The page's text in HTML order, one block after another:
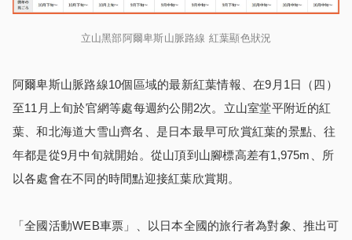
立山黑部阿爾卑斯山脈路線 紅葉顯色狀況
阿爾卑斯山脈路線10個區域的最新紅葉情報、在9月1日（四）
至11月上旬於官網等處每週約公開2次。立山室堂平附近的紅
葉、和北海道大雪山齊名、是日本最早可欣賞紅葉的景點、往
年都是從9月中旬就開始。從山頂到山腳標高差有1,975m、所
以各處會在不同的時間點迎接紅葉欣賞期。
「全國活動WEB車票」、以日本全國的旅行者為對象、推出可